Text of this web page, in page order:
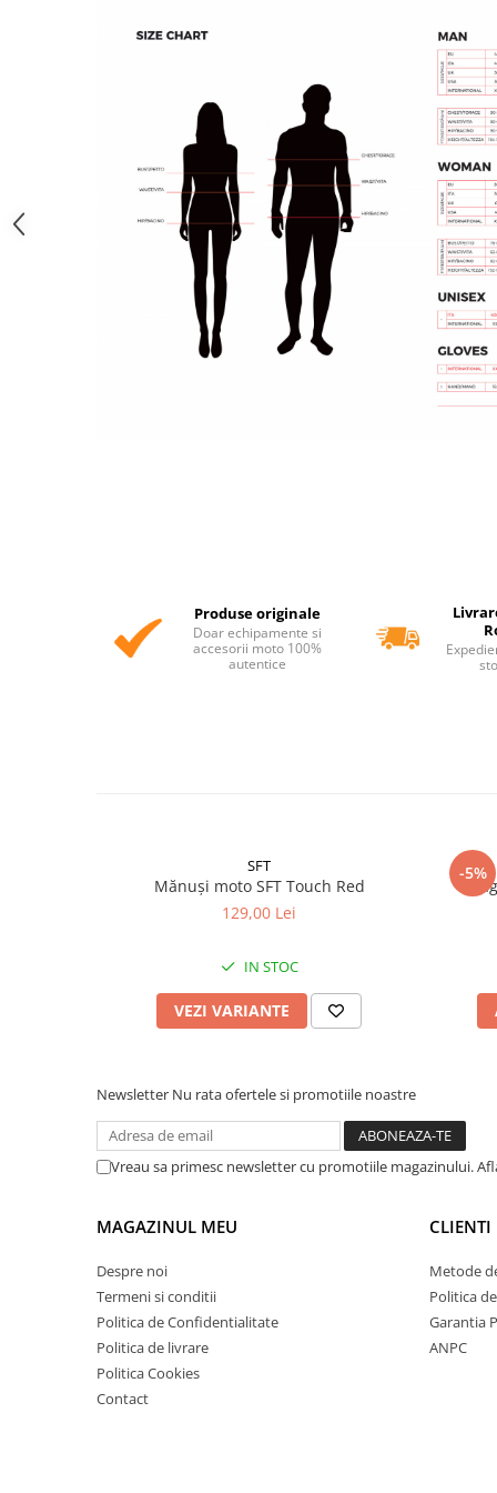
Produse originale
Doar echipamente si
accesorii moto 100%
autentice
SFT
Mănuși moto SFT Touch Red
129,00 Lei
IN STOC
VEZI VARIANTE
-5%
Newsletter Nu rata ofertele si promotiile noastre
Vreau sa primesc newsletter cu promotiile magazinului.
MAGAZINUL MEU
Despre noi
Termeni si conditii
Politica de Confidentialitate
Politica de livrare
Politica Cookies
Contact
CLIENTI
Metode
Politica
Garantia
ANPC